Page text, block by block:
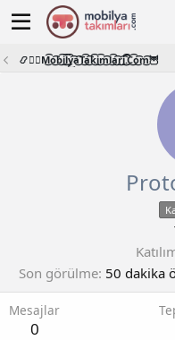
📿🧙‍♂️M͜͡o͜͡b͜͡i͜͡l͜͡y͜͡a͜͡T͜͡a͜͡k͜͡i͜͡m͜͡l͜͡a͜͡r͜͡i͜͡.͜͡C͜͡o͜͡m͜͡🦉
Son görülme 50 dakika
Mesajlar
0